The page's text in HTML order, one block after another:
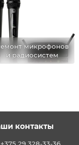
микрофонов
и радиосистем
контакты